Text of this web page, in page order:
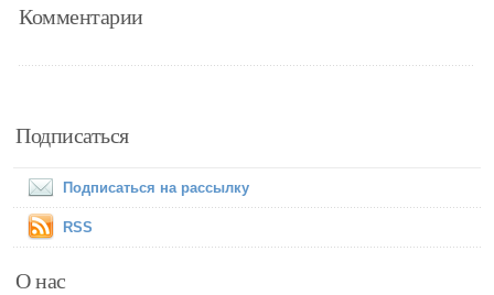
Комментарии
Подписаться
Подписаться на рассылку
RSS
О нас